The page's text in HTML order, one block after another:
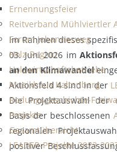
Ernennungsfeier
Reitverband Mühlviertler
Forum Johannesweg
Holz-Region
Holzwirtschaftsbetriebe
Musikhaus Kaltenberg
Rodungsgeschichte-
Projekte
Gesamtübersicht
LEADER-Projekte 2023-
Im Rahmen dieses
03. Juni 2026 im
an den Klimawandel
Aktionsfeld 4 sind in der
Die Projektauswahl der
Basis der beschlossenen
regionalen
positiver